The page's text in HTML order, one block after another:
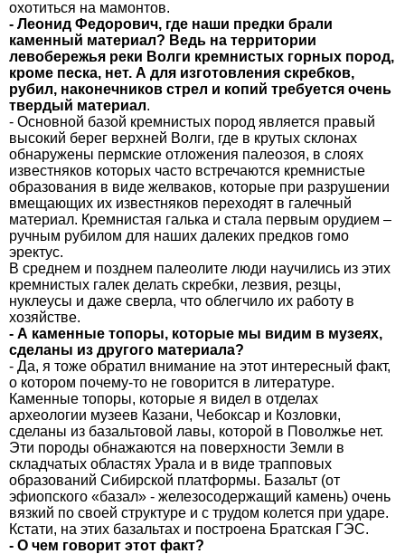
охотиться на мамонтов.
- Леонид Федорович, где наши предки брали
каменный материал? Ведь на территории
левобережья реки Волги кремнистых горных пород,
кроме песка, нет. А для изготовления скребков,
рубил, наконечников стрел и копий требуется очень
твердый материал.
- Основной базой кремнистых пород является правый
высокий берег верхней Волги, где в крутых склонах
обнаружены пермские отложения палеозоя, в слоях
известняков которых часто встречаются кремнистые
образования в виде желваков, которые при разрушении
вмещающих их известняков переходят в галечный
материал. Кремнистая галька и стала первым орудием –
ручным рубилом для наших далеких предков гомо
эректус.
В среднем и позднем палеолите люди научились из этих
кремнистых галек делать скребки, лезвия, резцы,
нуклеусы и даже сверла, что облегчило их работу в
хозяйстве.
- А каменные топоры, которые мы видим в музеях,
сделаны из другого материала?
- Да, я тоже обратил внимание на этот интересный факт,
о котором почему-то не говорится в литературе.
Каменные топоры, которые я видел в отделах
археологии музеев Казани, Чебоксар и Козловки,
сделаны из базальтовой лавы, которой в Поволжье нет.
Эти породы обнажаются на поверхности Земли в
складчатых областях Урала и в виде трапповых
образований Сибирской платформы. Базальт (от
эфиопского «базал» - железосодержащий камень) очень
вязкий по своей структуре и с трудом колется при ударе.
Кстати, на этих базальтах и построена Братская ГЭС.
- О чем говорит этот факт?